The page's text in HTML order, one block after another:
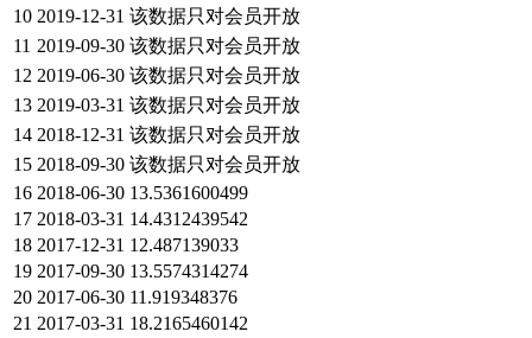
10 2019-12-31 该数据只对会员开放
11 2019-09-30 该数据只对会员开放
12 2019-06-30 该数据只对会员开放
13 2019-03-31 该数据只对会员开放
14 2018-12-31 该数据只对会员开放
15 2018-09-30 该数据只对会员开放
16 2018-06-30 13.5361600499
17 2018-03-31 14.4312439542
18 2017-12-31 12.487139033
19 2017-09-30 13.5574314274
20 2017-06-30 11.919348376
21 2017-03-31 18.2165460142